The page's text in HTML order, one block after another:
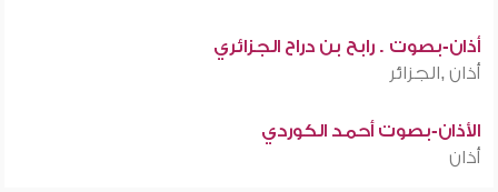
أذان-بصوت . رابح بن دراح الجزائري
أذان ,الجزائر
الأذان-بصوت أحمد الكوردي
أذان